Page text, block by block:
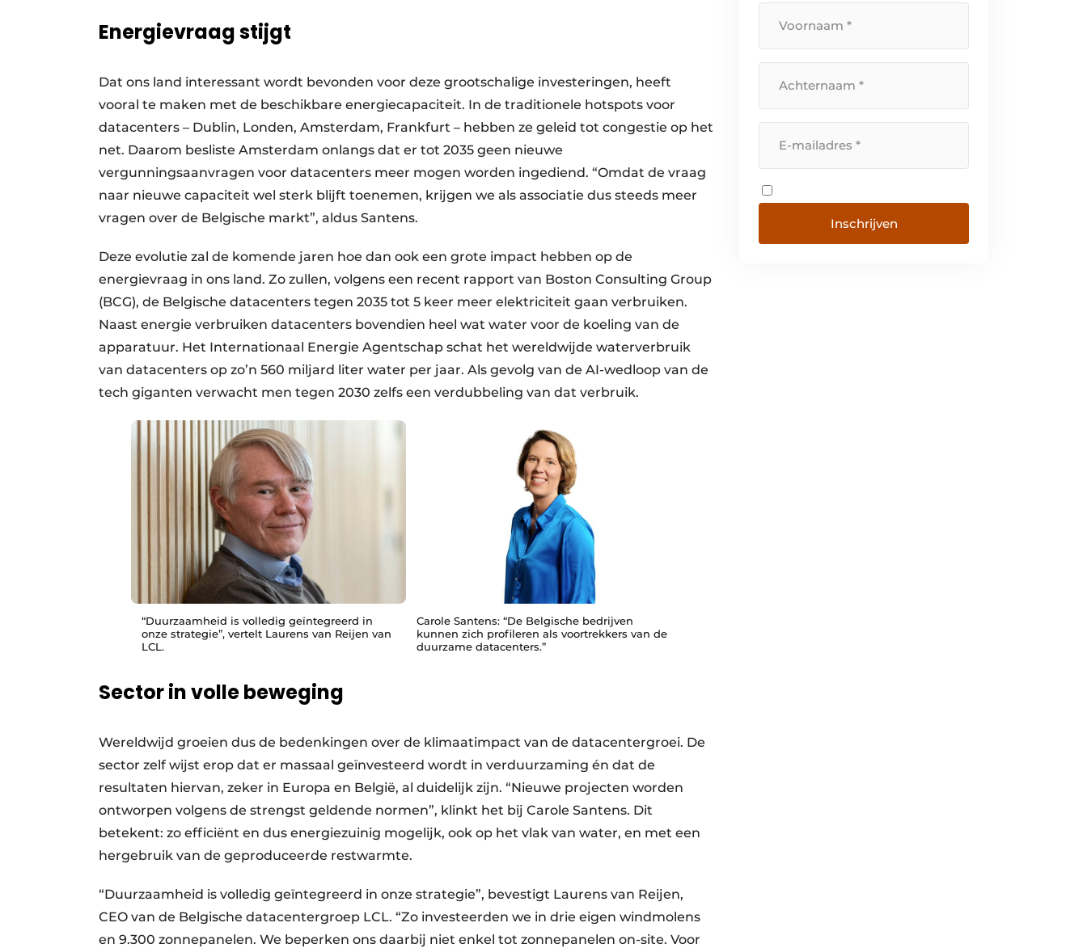
Energievraag stijgt
Dat ons land interessant wordt bevonden voor deze grootschalige investeringen, heeft
vooral te maken met de beschikbare energiecapaciteit. In de traditionele hotspots voor
datacenters – Dublin, Londen, Amsterdam, Frankfurt – hebben ze geleid tot congestie op het
net. Daarom besliste Amsterdam onlangs dat er tot 2035 geen nieuwe
vergunningsaanvragen voor datacenters meer mogen worden ingediend. “Omdat de vraag
naar nieuwe capaciteit wel sterk blijft toenemen, krijgen we als associatie dus steeds meer
vragen over de Belgische markt”, aldus Santens.
Deze evolutie zal de komende jaren hoe dan ook een grote impact hebben op de
energievraag in ons land. Zo zullen, volgens een recent rapport van Boston Consulting Group
(BCG), de Belgische datacenters tegen 2035 tot 5 keer meer elektriciteit gaan verbruiken.
Naast energie verbruiken datacenters bovendien heel wat water voor de koeling van de
apparatuur. Het Internationaal Energie Agentschap schat het wereldwijde waterverbruik
van datacenters op zo’n 560 miljard liter water per jaar. Als gevolg van de AI-wedloop van de
tech giganten verwacht men tegen 2030 zelfs een verdubbeling van dat verbruik.
“Duurzaamheid is volledig geïntegreerd in
onze strategie”, vertelt Laurens van Reijen van
LCL.
Carole Santens: “De Belgische bedrijven
kunnen zich profileren als voortrekkers van de
duurzame datacenters.”
Sector in volle beweging
Wereldwijd groeien dus de bedenkingen over de klimaatimpact van de datacentergroei. De
sector zelf wijst erop dat er massaal geïnvesteerd wordt in verduurzaming én dat de
resultaten hiervan, zeker in Europa en België, al duidelijk zijn. “Nieuwe projecten worden
ontworpen volgens de strengst geldende normen”, klinkt het bij Carole Santens. Dit
betekent: zo efficiënt en dus energiezuinig mogelijk, ook op het vlak van water, en met een
hergebruik van de geproduceerde restwarmte.
“Duurzaamheid is volledig geïntegreerd in onze strategie”, bevestigt Laurens van Reijen,
CEO van de Belgische datacentergroep LCL. “Zo investeerden we in drie eigen windmolens
en 9.300 zonnepanelen. We beperken ons daarbij niet enkel tot zonnepanelen on-site. Voor
Inschrijven